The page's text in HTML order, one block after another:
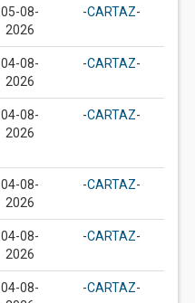
05-08-
2026
-CARTAZ-
04-08-
2026
-CARTAZ-
04-08-
2026
-CARTAZ-
04-08-
2026
-CARTAZ-
04-08-
2026
-CARTAZ-
04-08-
-CARTAZ-